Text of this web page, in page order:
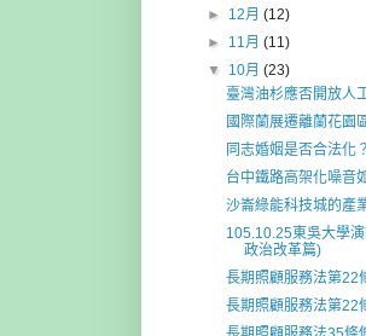
► 12月(12)
► 11月(11)
▼ 10月(23)
臺灣油杉應否開放人
國際蘭展遷離蘭花園
同志婚姻是否合法化
台中鐵路高架化噪音
沙崙綠能科技城的產
105.10.25東吳大學
政治改革篇)
長期照顧服務法第22
長期照顧服務法第22